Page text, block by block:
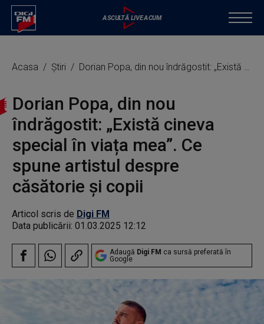
Acasa Știri Dorian Popa, din nou îndrăgostit: „Există cineva special în viața mea”. Ce spune artistul despre căsătorie și copii
Dorian Popa, din nou
îndrăgostit: „Există cineva
special în viața mea”. Ce
spune artistul despre
căsătorie și copii
Articol scris de Digi FM
Data publicării: 01.03.2025 12:12
Adaugă Digi FM ca sursă preferată în
Google